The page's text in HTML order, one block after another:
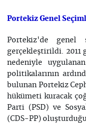
Portekiz Genel
Portekiz'de genel
gerçekleştirildi. 2011
nedeniyle
politikalarının
bulunan Portekiz
hükümeti kuracak
Parti (PSD) ve
(CDS-PP)